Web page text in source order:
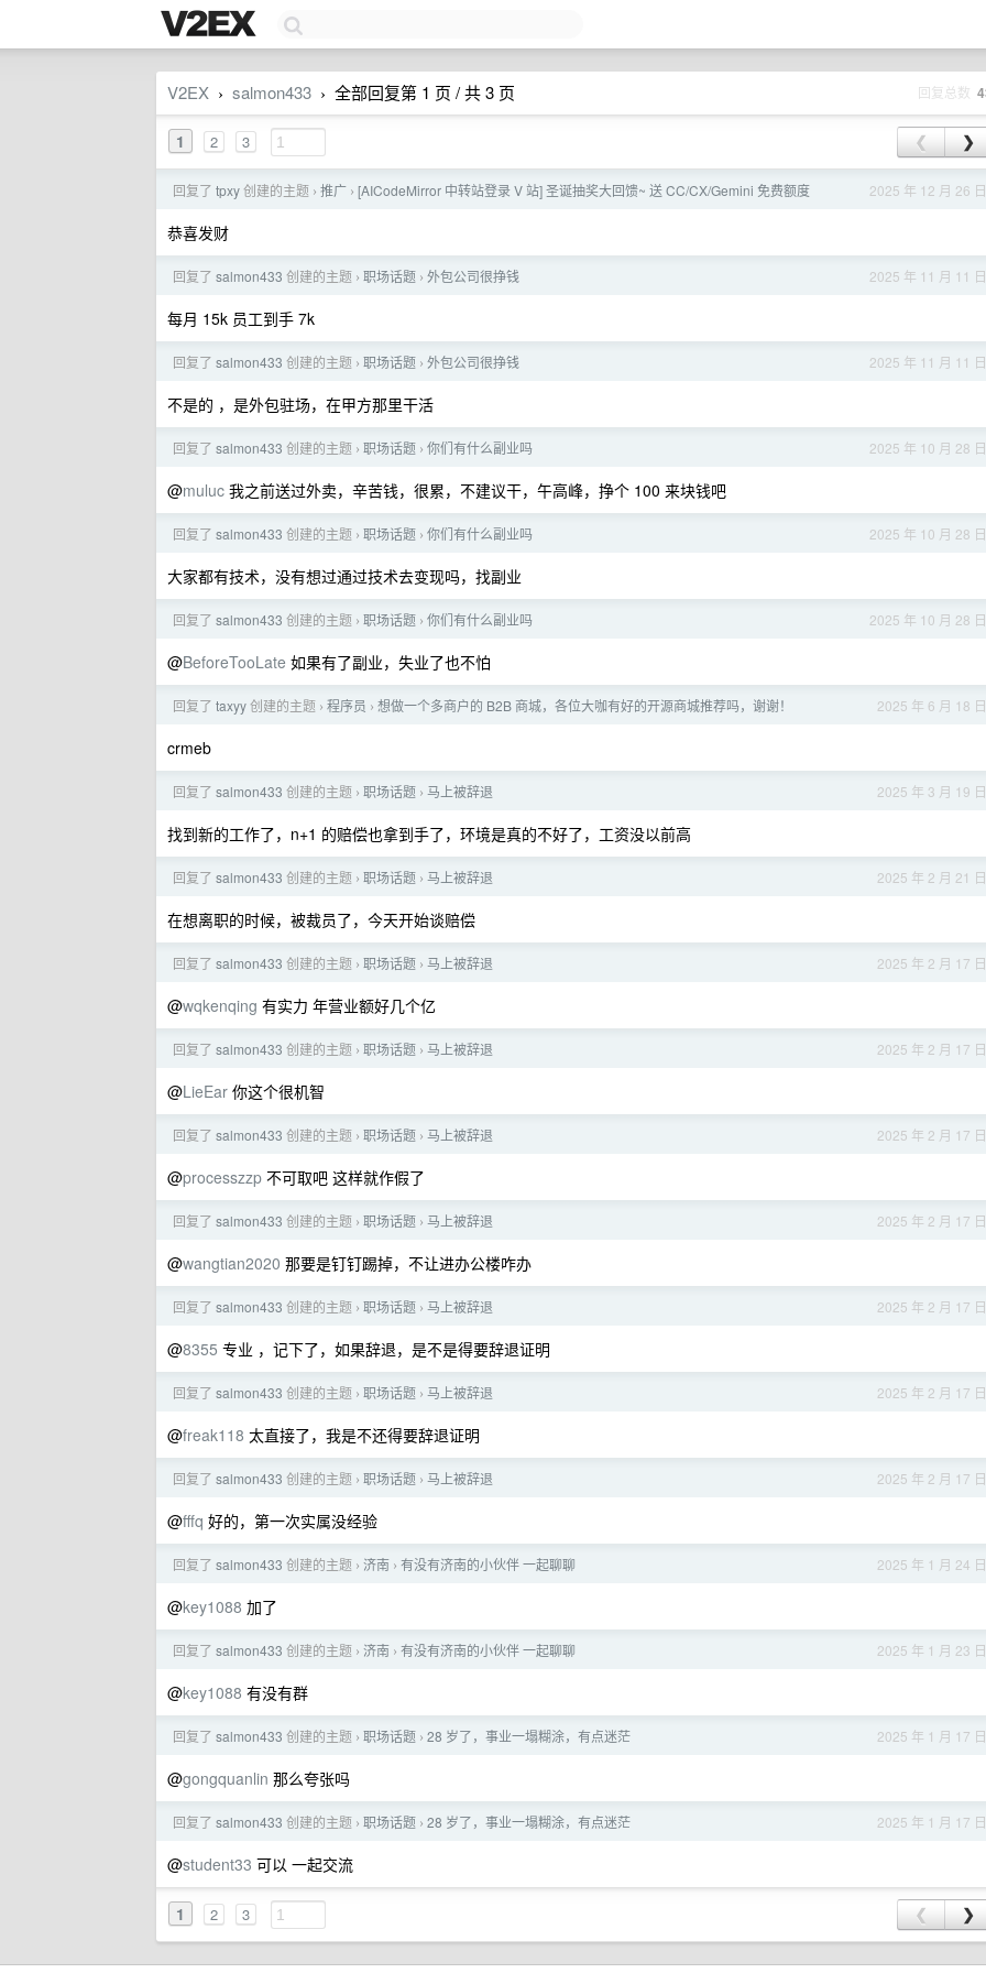
V2EX › salmon433 › 全部回复第 1 页 / 共 3 页 回复总数
1 2 3 ❮ ❯
2025 年 12 月 26 日
回复了 tpxy创建的主题 › 推广 › [AICodeMirror 中转站登录 V 站] 圣诞抽奖大回馈~ 送 CC/CX/Gemini 免费额度
恭喜发财
2025 年 11 月 11 日
回复了 salmon433 创建的主题 › 职场话题 › 外包公司很挣钱
每月 15k 员工到手 7k
2025 年 11 月 11 日
回复了 salmon433 创建的主题 › 职场话题 › 外包公司很挣钱
不是的 ，是外包驻场，在甲方那里干活
2025 年 10 月 28 日
回复了 salmon433 创建的主题 › 职场话题 › 你们有什么副业吗
@muluc 我之前送过外卖，辛苦钱，很累，不建议干，午高峰，挣个 100 来块钱吧
2025 年 10 月 28 日
回复了 salmon433 创建的主题 › 职场话题 › 你们有什么副业吗
大家都有技术，没有想过通过技术去变现吗，找副业
2025 年 10 月 28 日
回复了 salmon433 创建的主题 › 职场话题 › 你们有什么副业吗
@BeforeTooLate 如果有了副业，失业了也不怕
2025 年 6 月 18 日
回复了 taxyy创建的主题 › 程序员 › 想做一个多商户的 B2B 商城，各位大咖有好的开源商城推荐吗，谢谢！
crmeb
2025 年 3 月 19 日
回复了 salmon433 创建的主题 › 职场话题 › 马上被辞退
找到新的工作了，n+1 的赔偿也拿到手了，环境是真的不好了，工资没以前高
2025 年 2 月 21 日
回复了 salmon433 创建的主题 › 职场话题 › 马上被辞退
在想离职的时候，被裁员了，今天开始谈赔偿
2025 年 2 月 17 日
回复了 salmon433 创建的主题 › 职场话题 › 马上被辞退
@wqkenqing 有实力 年营业额好几个亿
2025 年 2 月 17 日
回复了 salmon433 创建的主题 › 职场话题 › 马上被辞退
@LieEar 你这个很机智
2025 年 2 月 17 日
回复了 salmon433 创建的主题 › 职场话题 › 马上被辞退
@processzzp 不可取吧 这样就作假了
2025 年 2 月 17 日
回复了 salmon433 创建的主题 › 职场话题 › 马上被辞退
@wangtian2020 那要是钉钉踢掉，不让进办公楼咋办
2025 年 2 月 17 日
回复了 salmon433 创建的主题 › 职场话题 › 马上被辞退
@8355 专业 ，记下了，如果辞退，是不是得要辞退证明
2025 年 2 月 17 日
回复了 salmon433 创建的主题 › 职场话题 › 马上被辞退
@freak118 太直接了，我是不还得要辞退证明
2025 年 2 月 17 日
回复了 salmon433 创建的主题 › 职场话题 › 马上被辞退
@fffq 好的，第一次实属没经验
2025 年 1 月 24 日
回复了 salmon433 创建的主题 › 济南 › 有没有济南的小伙伴 一起聊聊
@key1088 加了
2025 年 1 月 23 日
回复了 salmon433 创建的主题 › 济南 › 有没有济南的小伙伴 一起聊聊
@key1088 有没有群
2025 年 1 月 17 日
回复了 salmon433 创建的主题 › 职场话题 › 28 岁了，事业一塌糊涂，有点迷茫
@gongquanlin 那么夸张吗
2025 年 1 月 17 日
回复了 salmon433 创建的主题 › 职场话题 › 28 岁了，事业一塌糊涂，有点迷茫
@student33 可以 一起交流
1 2 3 ❮ ❯